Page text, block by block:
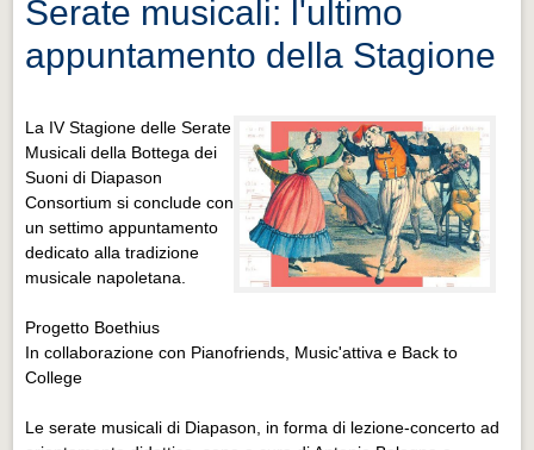
Serate musicali: l'ultimo
appuntamento della Stagione
La IV Stagione delle Serate
Musicali della Bottega dei
Suoni di Diapason
Consortium si conclude con
un settimo appuntamento
dedicato alla tradizione
musicale napoletana.
Progetto Boethius
In collaborazione con Pianofriends, Music'attiva e Back to
College
Le serate musicali di Diapason, in forma di lezione-concerto ad